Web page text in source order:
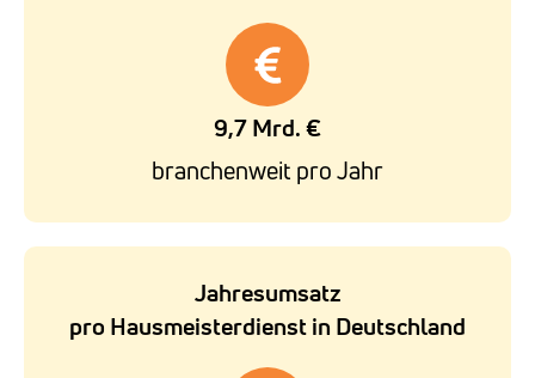
9,7 Mrd. €
branchenweit pro Jahr
Jahresumsatz
pro Hausmeisterdienst in Deutschland